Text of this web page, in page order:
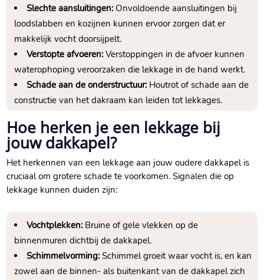
Slechte aansluitingen:Onvoldoende aansluitingen bij
loodslabben en kozijnen kunnen ervoor zorgen dat er
makkelijk vocht doorsijpelt.​
Verstopte afvoeren:Verstoppingen in de afvoer kunnen
waterophoping veroorzaken die lekkage in de hand werkt.​
Schade aan de onderstructuur:Houtrot of schade aan de
constructie van het dakraam kan leiden tot lekkages.​
Hoe herken je een lekkage bij
jouw dakkapel?
Het herkennen van een lekkage aan jouw oudere dakkapel is
cruciaal om grotere schade te voorkomen.​ Signalen die op
lekkage kunnen duiden zijn:
Vochtplekken:Bruine of gele vlekken op de
binnenmuren dichtbij de dakkapel.​
Schimmelvorming:Schimmel groeit waar vocht is, en kan
zowel aan de binnen- als buitenkant van de dakkapel zich